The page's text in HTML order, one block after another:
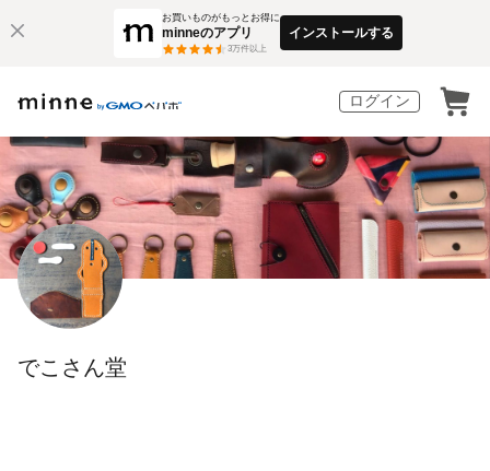
お買いものがもっとお得に
minneのアプリ
3万件以上
インストールする
ログイン
でこさん堂